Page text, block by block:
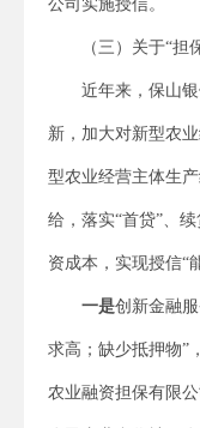
公司实施授信。
（三）关于“
近年来，保山
新，加大对新型农
型农业经营主体生
给，落实“首贷”、
资成本，实现授信“
一是创新金融
求高；缺少抵押物”
农业融资担保有限